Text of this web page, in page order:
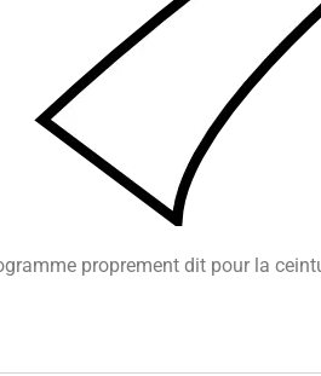
proprement dit pour la